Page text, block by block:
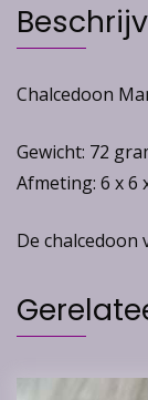
Chalcedoon
Gewicht: 72
Afmeting: 6 x 6
De